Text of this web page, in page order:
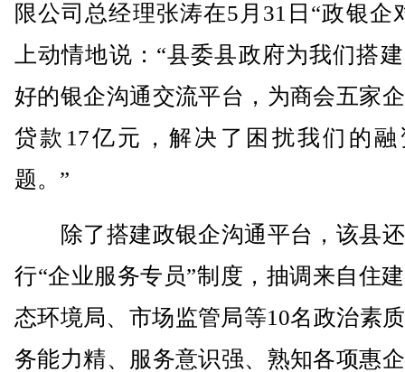
限公司总经理张涛在5月31日“政银企
上动情地说：“县委县政府为我们搭
好的银企沟通交流平台，为商会五家
贷款17亿元，解决了困扰我们的融
题。”
除了搭建政银企沟通平台，该县
行“企业服务专员”制度，抽调来自住
态环境局、市场监管局等10名政治素
务能力精、服务意识强、熟知各项惠